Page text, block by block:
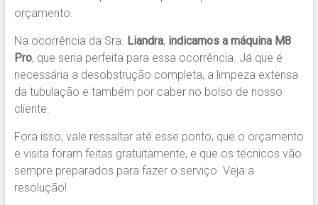
orçamento.
Na ocorrência da Sra. Liandra, indicamos a máquina M8
Pro, que seria perfeita para essa ocorrência. Já que é
necessária a desobstrução completa, a limpeza extensa
da tubulação e também por caber no bolso de nosso
cliente.
Fora isso, vale ressaltar até esse ponto, que o orçamento
e visita foram feitas gratuitamente, e que os técnicos vão
sempre preparados para fazer o serviço. Veja a
resolução!